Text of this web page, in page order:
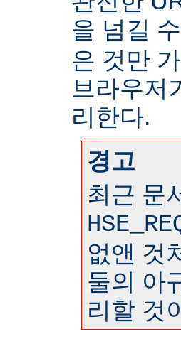
을 넘길
은 것만
브라우저
리한다.
경고
최근 문
없앤 것
둘의 아
리할 것